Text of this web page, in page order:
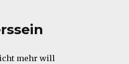
mehr will